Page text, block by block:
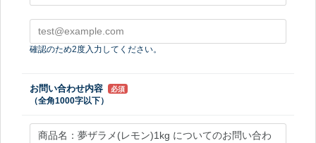
確認のため2度入力してください。
お問い合わせ内容 必須
（全角1000字以下）